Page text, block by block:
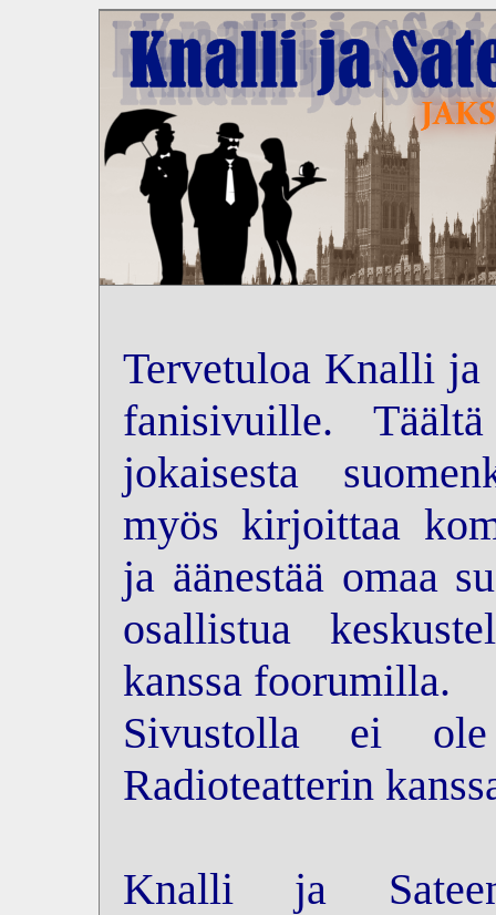
Tervetuloa Knalli ja
fanisivuille.
jokaisesta
myös kirjoittaa
ja äänestää omaa
osallistua
kanssa foorumilla.
Sivustolla ei
Radioteatterin
Knalli ja